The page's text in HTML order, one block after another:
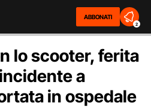
ABBONATI
2
lo scooter, ferita
a
in ospedale